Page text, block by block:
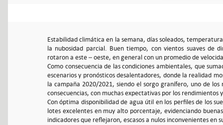
Estabilidad climática en la semana, días soleados,
la nubosidad parcial. Buen tiempo, con vientos suaves de
rotaron a este – oeste, en general con un promedio de
Como consecuencia de las condiciones ambientales, que
escenarios y pronósticos desalentadores, donde la realidad
la campaña 2020/2021, siendo el sorgo granífero, uno de
consecuencias, con muchas expectativas por los rendimientos
Con óptima disponibilidad de agua útil en los perfiles de los
lotes excelentes en muy alto porcentaje, evidenciando
indicadores que reflejaron, escasos a nulos inconvenientes en